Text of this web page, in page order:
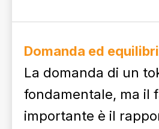
Domanda ed
La domanda di un
fondamentale, ma il
importante è il